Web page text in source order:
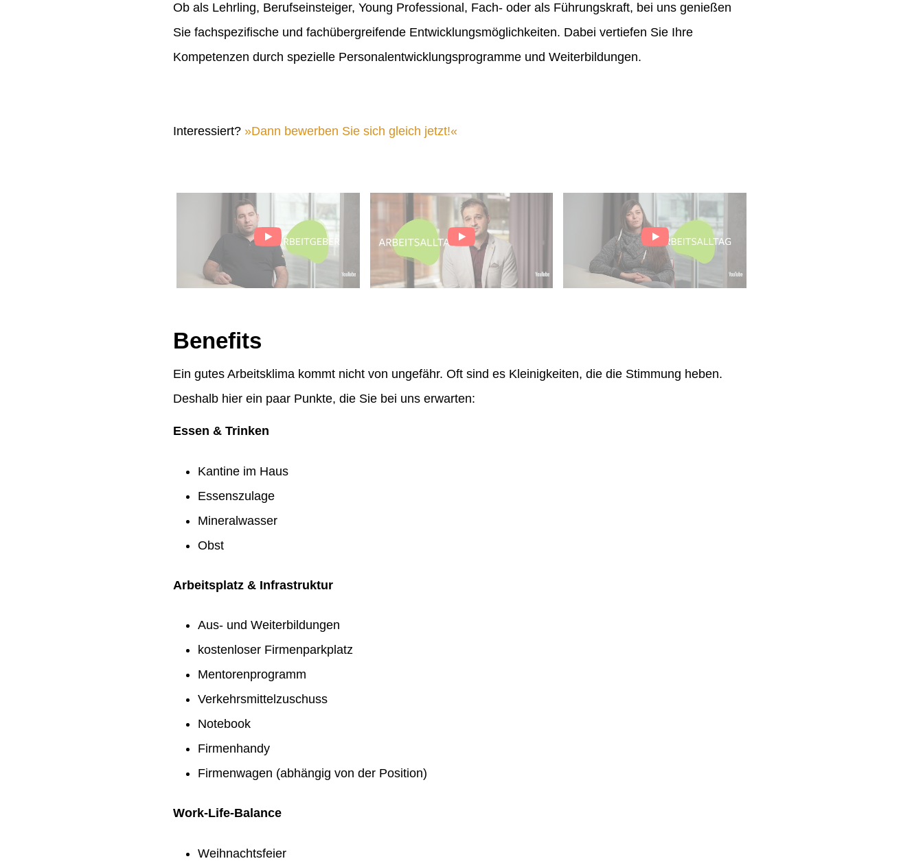
Ob als Lehrling, Berufseinsteiger, Young Professional, Fach- oder als Führungskraft, bei uns genießen
Sie fachspezifische und fachübergreifende Entwicklungsmöglichkeiten. Dabei vertiefen Sie Ihre
Kompetenzen durch spezielle Personalentwicklungsprogramme und Weiterbildungen.
Interessiert? Dann bewerben Sie sich gleich jetzt!
Benefits
Ein gutes Arbeitsklima kommt nicht von ungefähr. Oft sind es Kleinigkeiten, die die Stimmung heben.
Deshalb hier ein paar Punkte, die Sie bei uns erwarten:
Essen & Trinken
Kantine im Haus
Essenszulage
Mineralwasser
Obst
Arbeitsplatz & Infrastruktur
Aus- und Weiterbildungen
kostenloser Firmenparkplatz
Mentorenprogramm
Verkehrsmittelzuschuss
Notebook
Firmenhandy
Firmenwagen (abhängig von der Position)
Work-Life-Balance
Weihnachtsfeier